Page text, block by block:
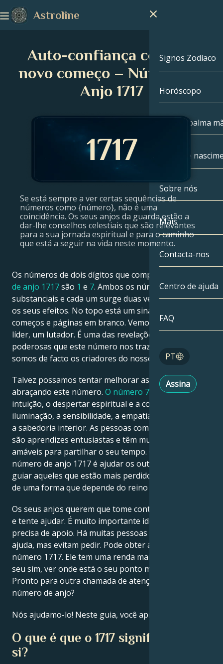
Astroline
Signos Zodíaco
Signos
Capricórnio
Peixes
Áries
Touro
Gémeos
Cancro
Leo
Virgem
Sagitário
Horóscopo
Leitura palma
Mapa de
Mapa de
Celebridades
Até à data
Sobre nós
Mais
Tarot
Números de
Contacta-nos
Centro de ajuda
FAQ
PT
English
Assina
Auto-confiança com um
novo começo – Número de
Anjo 1717
Se está sempre a ver certas sequências de
números como {número}, não é uma
coincidência. Os seus anjos da guarda estão a
dar-lhe conselhos celestiais que são relevantes
para a sua jornada espiritual e para o caminho
que está a seguir na vida neste momento.
Os números de dois dígitos que compõem o
de anjo 1717são 1 e 7. Ambos os números são
substanciais e cada um surge duas vezes, duplicando
os seus efeitos. No topo está um sinal de novos
começos e páginas em branco. Vemo-lo como um
líder, um lutador. É uma das revelações mais
poderosas que este número nos traz – e isso é, nós
somos de facto os criadores do nosso mundo.
Talvez possamos tentar melhorar as nossas vidas
abraçando este número. O número 7 ressoa com a
intuição, o despertar espiritual e a consciência, a
iluminação, a sensibilidade, a empatia, o misticismo e
a sabedoria interior. As pessoas com este número
são aprendizes entusiastas e têm muitos momentos
amáveis para partilhar o seu tempo. O objetivo do
número de anjo 1717 é ajudar os outros a curar e
guiar aqueles que estão mais perdidos do que nós,
de uma forma que depende do reino divino.
Os seus anjos querem que tome conta de si. Ouça-os
e tente ajudar. É muito importante identificar quem
precisa de apoio. Há muitas pessoas que precisam de
ajuda, mas evitam pedir. Pode obter ajuda do anjo
número 1717. Ele tem uma renda maior e vai abrir o
seu sim, ver onde está o seu ponto mais fraco.
Pronto para outra chamada de atenção por este
número de anjo?
Nós ajudamo-lo! Neste guia, você aprenderá:
O que é que o 1717 significa para
si?